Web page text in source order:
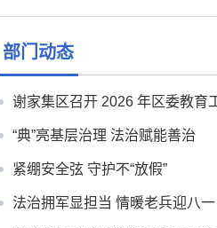
部门动态
谢家集区召开 2026 年区委教育
“典”亮基层治理 法治赋能善治
紧绷安全弦 守护不“放假”
法治拥军显担当 情暖老兵迎八一